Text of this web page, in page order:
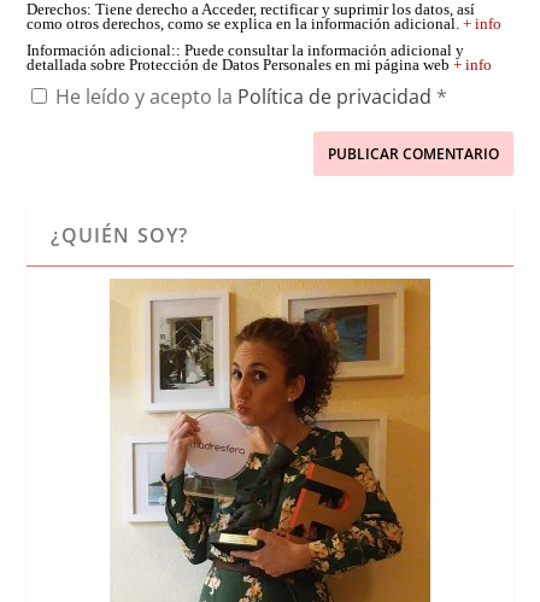
Derechos: Tiene derecho a Acceder, rectificar y suprimir los datos, así
como otros derechos, como se explica en la información adicional.+ info
Información adicional:: Puede consultar la información adicional y
detallada sobre Protección de Datos Personales en mi página web+ info
He leído y acepto la Política de privacidad *
¿QUIÉN SOY?